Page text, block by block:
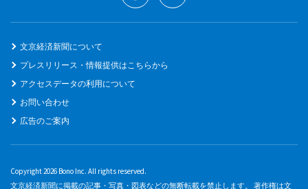
文京経済新聞について
プレスリリース・情報提供はこちらから
アクセスデータの利用について
お問い合わせ
広告のご案内
Copyright 2026 Bono Inc. All rights reserved.
文京経済新聞に掲載の記事・写真・図表などの無断転載を禁止します。 著作権は文